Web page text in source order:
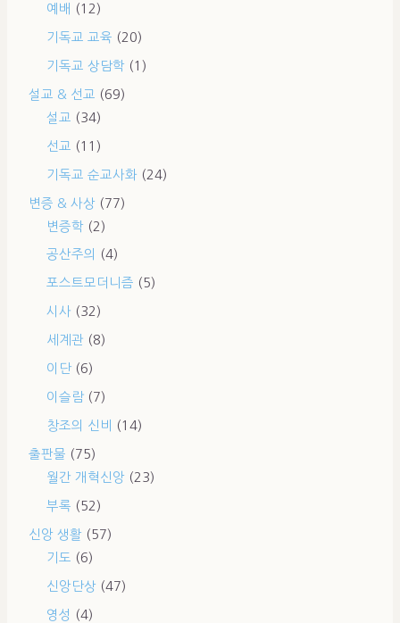
예배 (12)
기독교 교육 (20)
기독교 상담학 (1)
설교 & 선교
(69)
설교
(34)
선교 (11)
기독교 순교사화 (24)
변증 & 사상 (77)
변증학 (2)
공산주의 (4)
포스트모더니즘 (5)
시사 (32)
세계관 (8)
이단 (6)
이슬람 (7)
창조의 신비 (14)
출판물 (75)
월간 개혁신앙 (23)
부록 (52)
신앙 생활 (57)
기도 (6)
신앙단상 (47)
영성 (4)